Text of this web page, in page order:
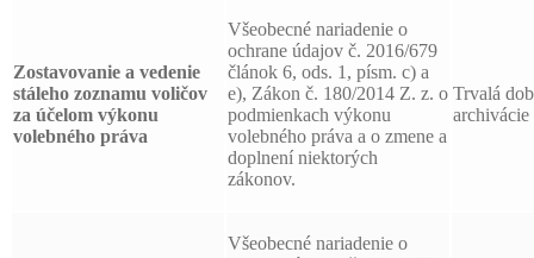
Zostavovanie a vedenie
stáleho zoznamu voličov
za účelom výkonu
volebného práva
Všeobecné nariadenie o
ochrane údajov č. 2016/679
článok 6, ods. 1, písm. c) a
e), Zákon č. 180/2014 Z. z. o
podmienkach výkonu
volebného práva a o zmene a
doplnení niektorých
zákonov.
Trvalá
archivácie
Všeobecné nariadenie o